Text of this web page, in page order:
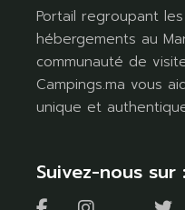
Portail regroupant
hébergements au
communauté de
Campings.ma vous
unique et
Suivez-nous sur :